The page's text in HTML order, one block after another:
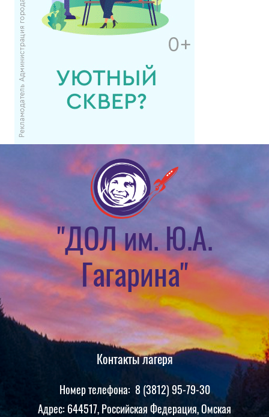
"ДОЛ им. Ю.А.
Гагарина"
Контакты лагеря
Номер телефона: 8 (3812) 95-79-30
Адрес: 644517, Российская Федерация, Омская